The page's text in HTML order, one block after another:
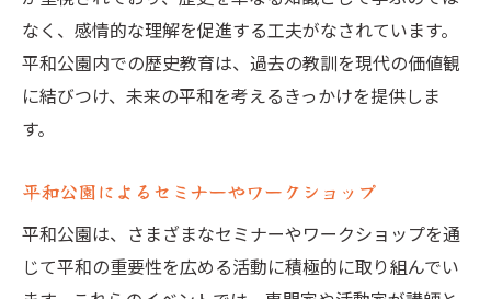
なく、感情的な理解を促進する工夫がなされています。
平和公園内での歴史教育は、過去の教訓を現代の価値観
に結びつけ、未来の平和を考えるきっかけを提供しま
す。
平和公園によるセミナーやワークショップ
平和公園は、さまざまなセミナーやワークショップを通
じて平和の重要性を広める活動に積極的に取り組んでい